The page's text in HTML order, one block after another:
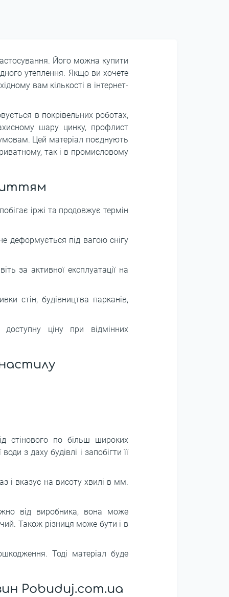
Його можна купити
утеплення. Якщо ви хочете
вам кількості в інтернет-
в покрівельних роботах,
шару цинку, профлист
Цей матеріал поєднують
так і в промисловому
іржі та продовжує термін
деформується під вагою снігу
за активної експлуатації на
стін, будівництва парканів,
ціну при відмінних
стінового по більш широких
з даху будівлі і запобігти її
і вказує на висоту хвилі в мм.
від виробника, вона може
Також різниця може бути і в
Тоді матеріал буде
Pobuduj.com.ua